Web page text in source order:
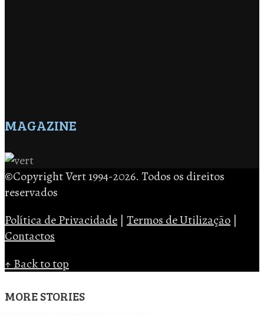
MAGAZINE
©Copyright Vert 1994-2026. Todos os direitos
reservados
Política de Privacidade | Termos de Utilização |
Contactos
↑ Back to top
MORE STORIES